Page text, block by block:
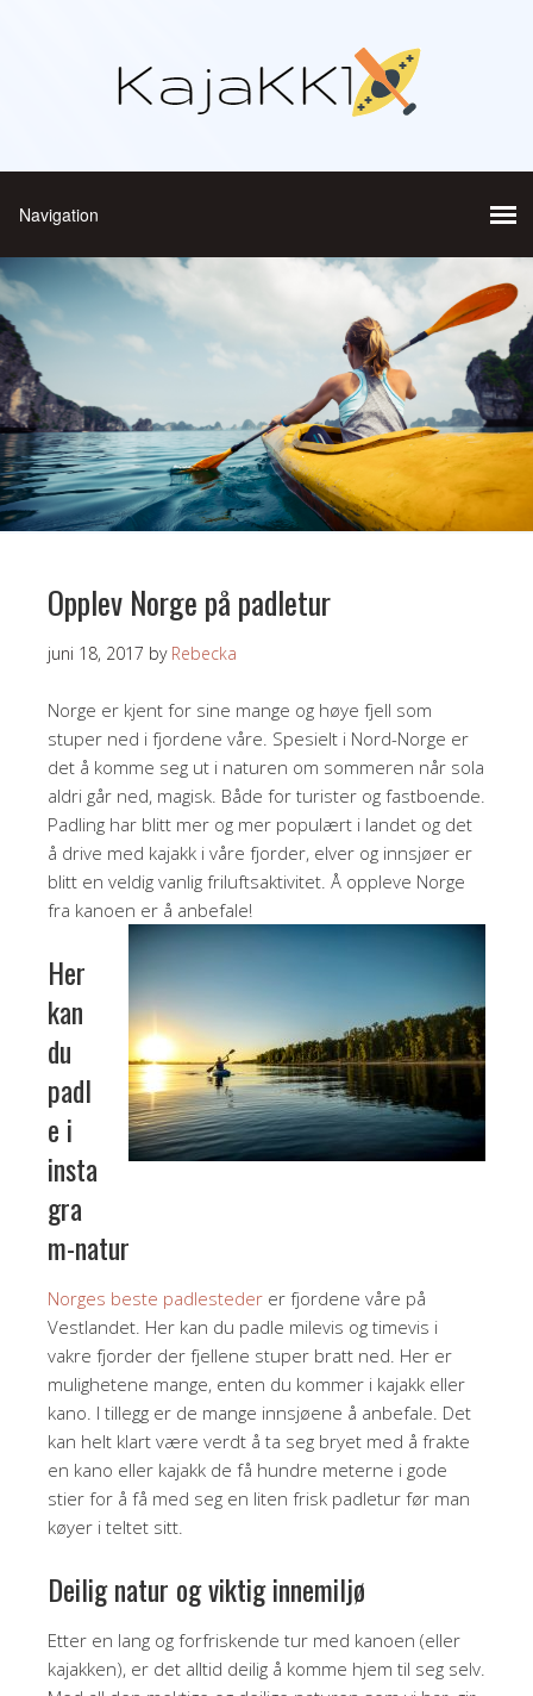
Opplev Norge på padletur
juni 18, 2017 by Rebecka
Norge er kjent for sine mange og høye fjell som
stuper ned i fjordene våre. Spesielt i Nord-Norge er
det å komme seg ut i naturen om sommeren når sola
aldri går ned, magisk. Både for turister og fastboende.
Padling har blitt mer og mer populært i landet og det
å drive med kajakk i våre fjorder, elver og innsjøer er
blitt en veldig vanlig friluftsaktivitet. Å oppleve Norge
fra kanoen er å anbefale!
Her
kan
du
padl
e i
insta
gra
m-natur
Norges beste padlesteder er fjordene våre på
Vestlandet. Her kan du padle milevis og timevis i
vakre fjorder der fjellene stuper bratt ned. Her er
mulighetene mange, enten du kommer i kajakk eller
kano. I tillegg er de mange innsjøene å anbefale. Det
kan helt klart være verdt å ta seg bryet med å frakte
en kano eller kajakk de få hundre meterne i gode
stier for å få med seg en liten frisk padletur før man
køyer i teltet sitt.
Deilig natur og viktig innemiljø
Etter en lang og forfriskende tur med kanoen (eller
kajakken), er det alltid deilig å komme hjem til seg selv.